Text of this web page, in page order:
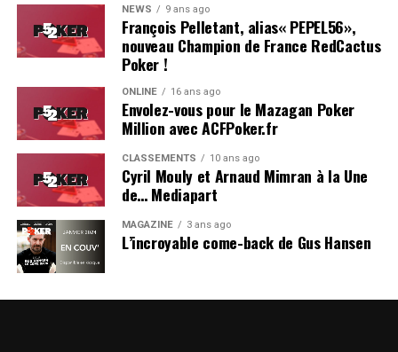
Soleau à gauche, sorti par Logghe au centre
NEWS 9 ans ago
François Pelletant, alias« PEPEL56»,
nouveau Champion de France RedCactus
Poker !
ONLINE 16 ans ago
Envolez-vous pour le Mazagan Poker
Million avec ACFPoker.fr
CLASSEMENTS 10 ans ago
Cyril Mouly et Arnaud Mimran à la Une
de… Mediapart
MAGAZINE 3 ans ago
L’incroyable come-back de Gus Hansen